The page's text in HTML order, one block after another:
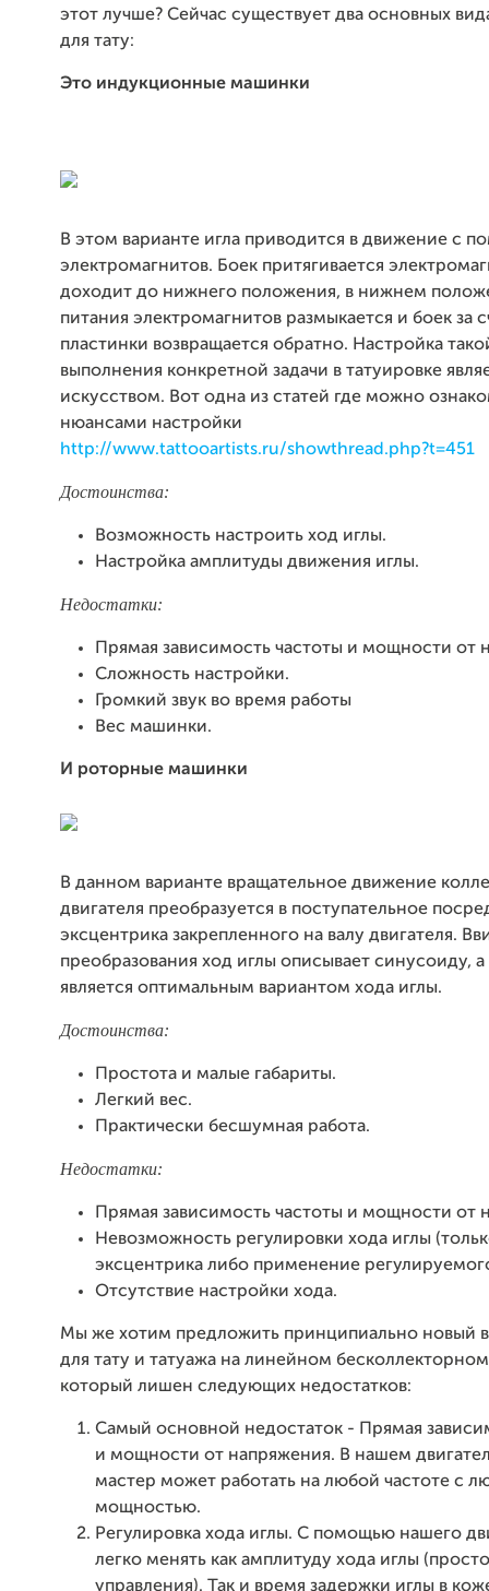
этот лучше? Сейчас существует два основных
для тату:
Это индукционные машинки
В этом варианте игла приводится в движение с
электромагнитов. Боек притягивается
доходит до нижнего положения, в нижнем
питания электромагнитов размыкается и боек за
пластинки возвращается обратно. Настройка
выполнения конкретной задачи в татуировке
искусством. Вот одна из статей где можно
нюансами настройки
http://www.tattooartists.ru/showthread.php?t=451
Достоинства:
Возможность настроить ход иглы.
Настройка амплитуды движения иглы.
Недостатки:
Прямая зависимость частоты и мощности от
Сложность настройки.
Громкий звук во время работы
Вес машинки.
И роторные машинки
В данном варианте вращательное движение
двигателя преобразуется в поступательное
эксцентрика закрепленного на валу двигателя.
преобразования ход иглы описывает синусоиду,
является оптимальным вариантом хода иглы.
Достоинства:
Простота и малые габариты.
Легкий вес.
Практически бесшумная работа.
Недостатки:
Прямая зависимость частоты и мощности от
Невозможность регулировки хода иглы
эксцентрика либо применение
Отсутствие настройки хода.
Мы же хотим предложить принципиально новый
для тату и татуажа на линейном
который лишен следующих недостатков:
Самый основной недостаток - Прямая
и мощности от напряжения. В нашем
мастер может работать на любой частоте с
мощностью.
Регулировка хода иглы. С помощью нашего
легко менять как амплитуду хода иглы
управления). Так и время задержки иглы в